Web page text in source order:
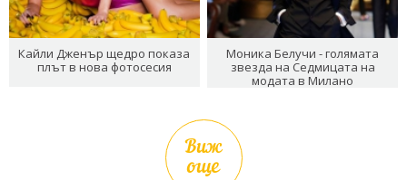
Кайли Дженър щедро показа
плът в нова фотосесия
Моника Белучи - голямата
звезда на Седмицата на
модата в Милано
Виж
още